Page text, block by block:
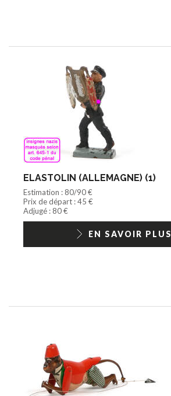
ELASTOLIN (ALLEMAGNE) (1)
Estimation : 80/90 €
Prix de départ : 45 €
Adjugé : 80 €
EN SAVOIR PLUS